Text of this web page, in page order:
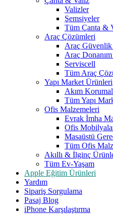
Valizler
Şemsiyeler
Tüm Çanta &
Araç Çözümleri
Araç
Araç
Serviscell
Tüm Araç
Yapı Market Ürünleri
Akım
Tüm Yapı
Ofis Malzemeleri
Evrak İmha
Ofis
Masaüstü
Tüm Ofis
Akıllı & İlginç
Tüm Ev-Yaşam
Apple Eğitim Ürünleri
Yardım
Sipariş Sorgulama
Pasaj Blog
iPhone Karşılaştırma